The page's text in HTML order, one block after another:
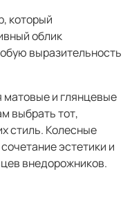
который
облик
выразительность
матовые и глянцевые
выбрать тот,
стиль. Колесные
эстетики и
внедорожников.